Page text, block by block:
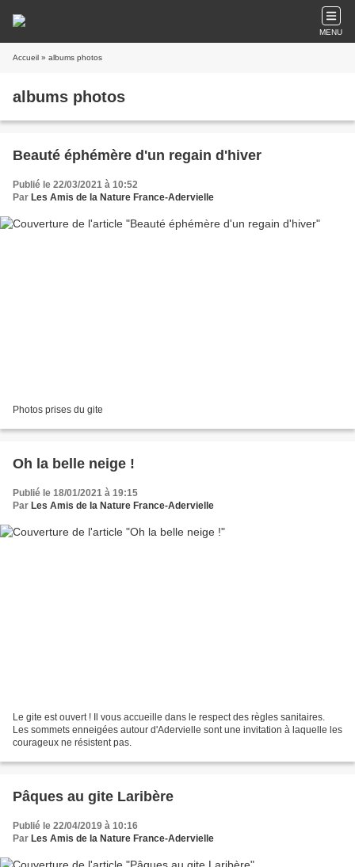
MENU
Accueil » albums photos
albums photos
Beauté éphémère d'un regain d'hiver
Publié le 22/03/2021 à 10:52
Par Les Amis de la Nature France-Adervielle
Photos prises du gite
Oh la belle neige !
Publié le 18/01/2021 à 19:15
Par Les Amis de la Nature France-Adervielle
Le gite est ouvert ! Il vous accueille dans le respect des règles sanitaires.
Les sommets enneigées autour d'Adervielle sont une invitation à laquelle les
courageux ne résistent pas.
Pâques au gite Laribère
Publié le 22/04/2019 à 10:16
Par Les Amis de la Nature France-Adervielle